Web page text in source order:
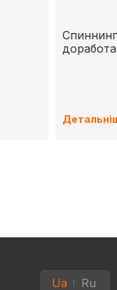
Ua Ru